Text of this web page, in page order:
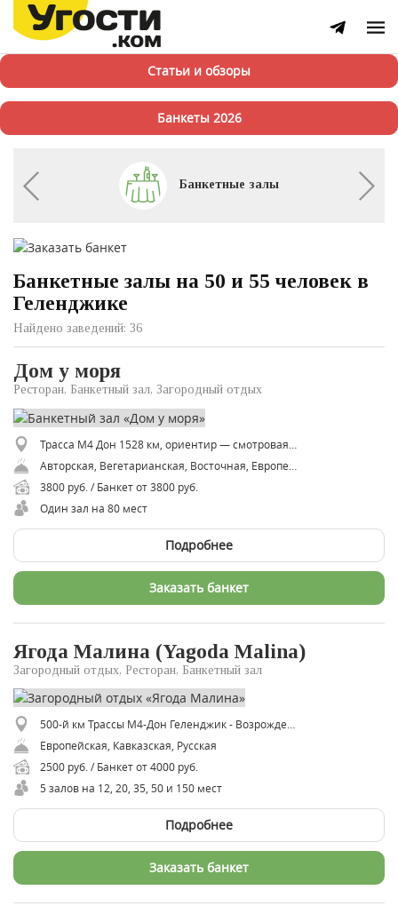
Статьи и обзоры
Банкеты 2026
Банкетные залы
Банкетные залы на 50 и 55 человек в
Геленджике
Найдено заведений: 36
Дом у моря
Ресторан, Банкетный зал, Загородный отдых
3800 руб. / Банкет от 3800 руб.
Один зал на 80 мест
Подробнее
Заказать банкет
Ягода Малина (Yagoda Malina)
Загородный отдых, Ресторан, Банкетный зал
500-й км Трассы М4-Дон Геленджик - Возрождение
Европейская, Кавказская, Русская
2500 руб. / Банкет от 4000 руб.
5 залов на 12, 20, 35, 50 и 150 мест
Подробнее
Заказать банкет